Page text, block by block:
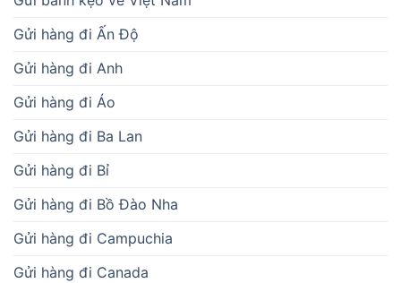
Gửi hàng đi Ấn Độ
Gửi hàng đi Anh
Gửi hàng đi Áo
Gửi hàng đi Ba Lan
Gửi hàng đi Bỉ
Gửi hàng đi Bồ Đào Nha
Gửi hàng đi Campuchia
Gửi hàng đi Canada